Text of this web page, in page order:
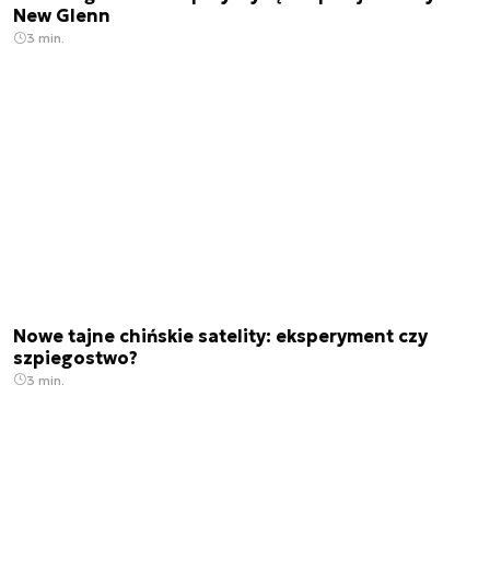
New Glenn
3 min.
Nowe tajne chińskie satelity: eksperyment czy
szpiegostwo?
3 min.